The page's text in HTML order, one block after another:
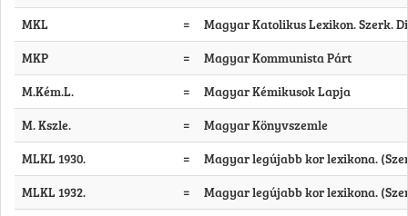
MKL
=
Magyar Katolikus Lexikon. Szerk.
MKP
=
Magyar Kommunista Párt
M.Kém.L.
=
Magyar Kémikusok Lapja
M. Kszle.
=
Magyar Könyvszemle
MLKL 1930.
=
Magyar legújabb kor lexikona.
MLKL 1932.
=
Magyar legújabb kor lexikona.